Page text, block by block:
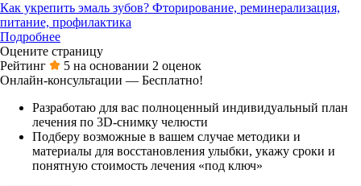
Как укрепить эмаль зубов? Фторирование, реминерализация,
питание, профилактика
Подробнее
Оцените страницу
Рейтинг
5 на основании 2 оценок
Онлайн-консультации — Бесплатно!
Разработаю для вас полноценный индивидуальный план
лечения по 3D-снимку челюсти
Подберу возможные в вашем случае методики и
материалы для восстановления улыбки, укажу сроки и
понятную стоимость лечения «под ключ»